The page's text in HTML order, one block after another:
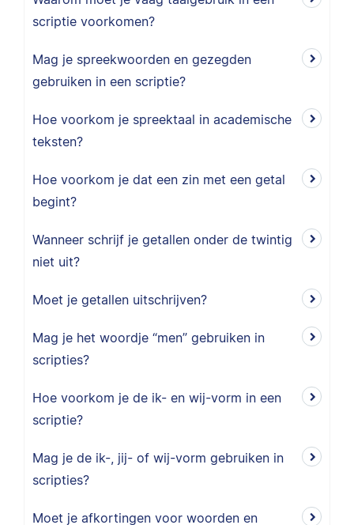
scriptie voorkomen?
Mag je spreekwoorden en gezegden
gebruiken in een scriptie?
Hoe voorkom je spreektaal in academische
teksten?
Hoe voorkom je dat een zin met een getal
begint?
Wanneer schrijf je getallen onder de twintig
niet uit?
Moet je getallen uitschrijven?
Mag je het woordje “men” gebruiken in
scripties?
Hoe voorkom je de ik- en wij-vorm in een
scriptie?
Mag je de ik-, jij- of wij-vorm gebruiken in
scripties?
Moet je afkortingen voor woorden en